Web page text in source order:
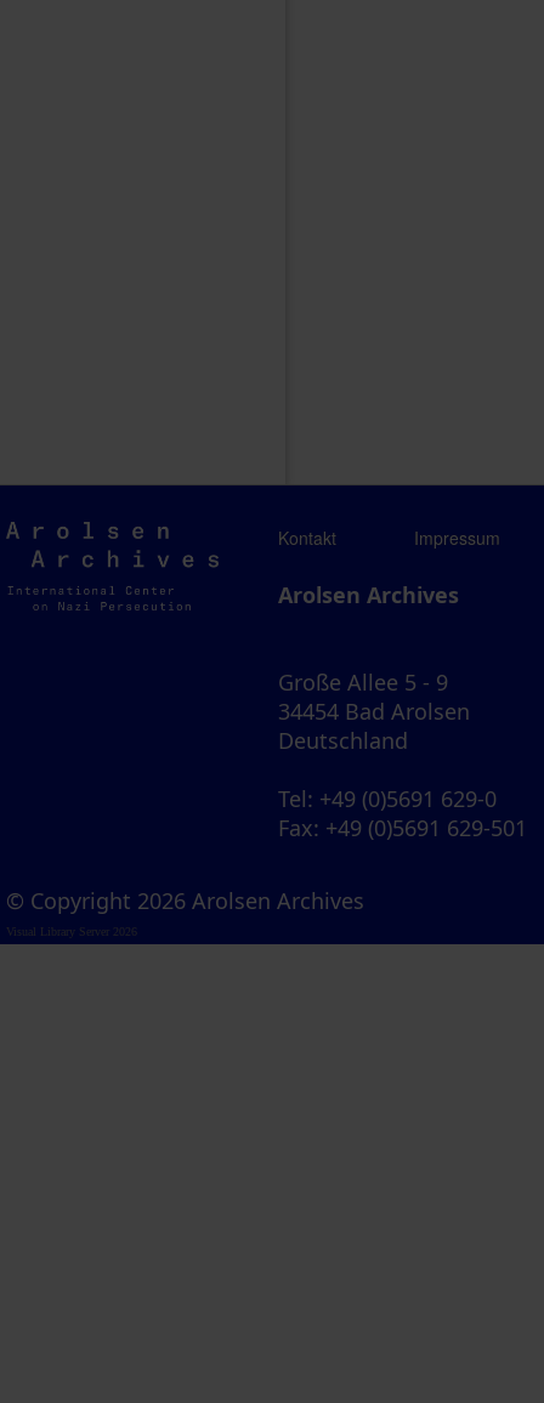
Arolsen
Archives
Kontakt Impressum
Arolsen Archives
Große Allee 5 - 9
34454 Bad Arolsen
Deutschland
Tel: +49 (0)5691 629-0
Fax: +49 (0)5691 629-501
© Copyright 2026 Arolsen Archives
Visual Library Server 2026